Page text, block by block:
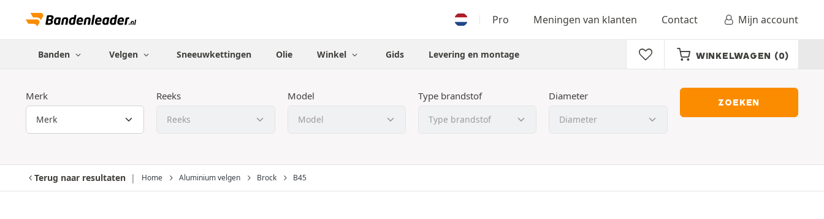
Pro Meningen van klanten Contact Mijn account
Banden Velgen Sneeuwkettingen Olie Winkel Gids Levering en montage WINKELWAGEN (0)
Merk Reeks Model Type brandstof Diameter
ZOEKEN
Terug naar resultaten Home Aluminium velgen Brock B45